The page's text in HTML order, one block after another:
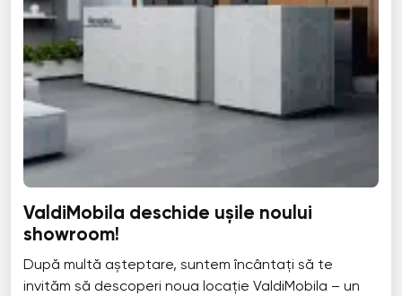
ValdiMobila deschide ușile noului
showroom!
După multă așteptare, suntem încântați să te
invităm să descoperi noua locație ValdiMobila – un